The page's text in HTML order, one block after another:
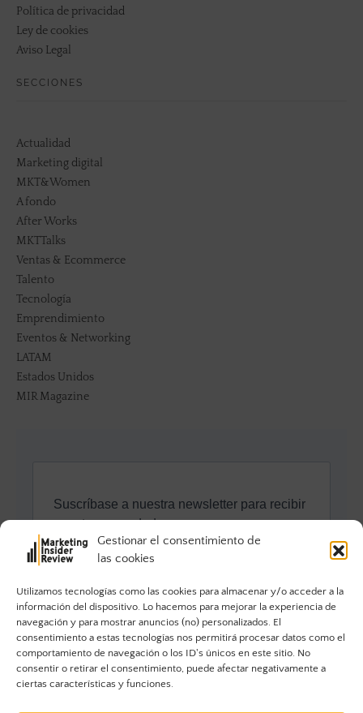
Gestionar el consentimiento de
las cookies
Utilizamos tecnologías como las cookies para almacenar y/o acceder a la
información del dispositivo. Lo hacemos para mejorar la experiencia de
navegación y para mostrar anuncios (no) personalizados. El
consentimiento a estas tecnologías nos permitirá procesar datos como el
comportamiento de navegación o los ID's únicos en este sitio. No
consentir o retirar el consentimiento, puede afectar negativamente a
ciertas características y funciones.
Política de privacidad
Ley de cookies
Aviso Legal
SECCIONES
Actualidad
Marketing digital
MKT&Women
A fondo
After Works
MKTTalks
Ventas & Ecommerce
Talento
Tecnología
Emprendimiento
Eventos & Networking
LATAM
Estados Unidos
MIR Magazine